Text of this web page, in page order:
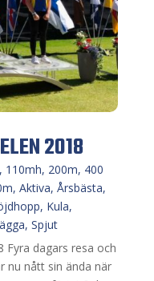
2018
, 110mh, 200m, 400
, Aktiva, Årsbästa,
, Kula,
, Spjut
Fyra dagars resa och
nu nått sin ända när